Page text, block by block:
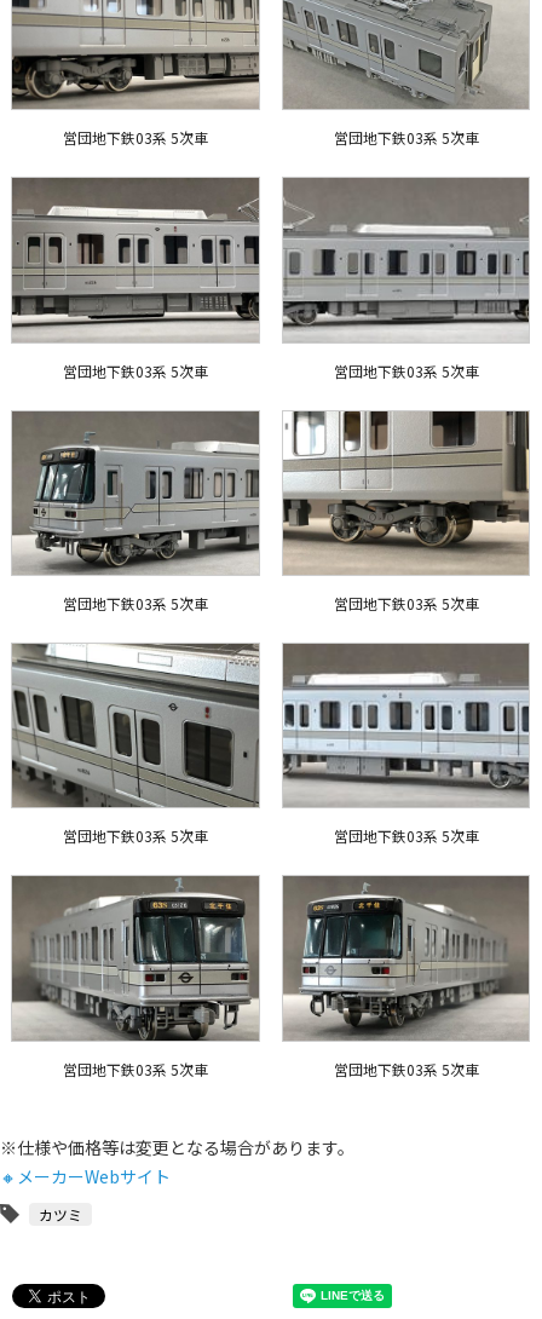
営団地下鉄03系 5次車 営団地下鉄03系 5次車
営団地下鉄03系 5次車 営団地下鉄03系 5次車
営団地下鉄03系 5次車 営団地下鉄03系 5次車
営団地下鉄03系 5次車 営団地下鉄03系 5次車
営団地下鉄03系 5次車 営団地下鉄03系 5次車
※仕様や価格等は変更となる場合があります。
🔸メーカーWebサイト
カツミ